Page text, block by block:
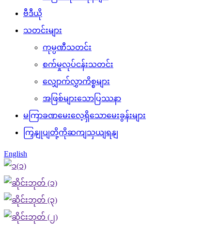
ဗီဒီယို
သတင်းများ
ကုမ္ပဏီသတင်း
စက်မှုလုပ်ငန်းသတင်း
လျှောက်လွှာကိစ္စများ
အဖြစ်များသောပြဿနာ
မကြာခဏမေးလေ့ရှိသောမေးခွန်းများ
ကြှနျုပျတို့ကိုဆကျသှယျရနျ
English